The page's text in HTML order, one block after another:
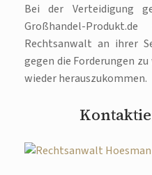
Bei der Verteidigung
Großhandel-
Rechtsanwalt an ihrer
gegen die Forderungen
wieder herauszukommen.